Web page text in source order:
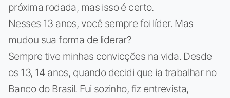
próxima rodada, mas isso é certo.
Nesses 13 anos, você sempre foi líder. Mas
mudou sua forma de liderar?
Sempre tive minhas convicções na vida. Desde
os 13, 14 anos, quando decidi que ia trabalhar no
Banco do Brasil. Fui sozinho, fiz entrevista,